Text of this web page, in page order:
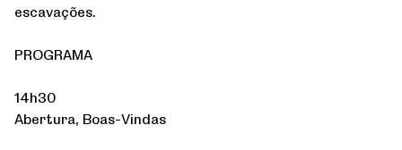
escavações.
PROGRAMA
14h30
Abertura, Boas-Vindas